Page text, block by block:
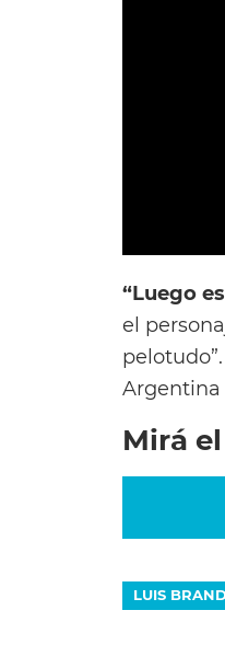
“Luego
el
Argentina
Mirá
LUIS